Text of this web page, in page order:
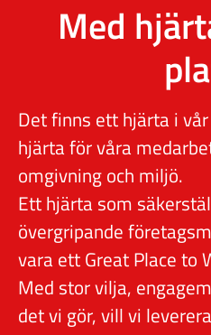
Med
Det finns ett hjärta i
hjärta för våra
omgivning och miljö.
Ett hjärta som
övergripande
vara ett Great Place to
Med stor vilja,
det vi gör, vill vi